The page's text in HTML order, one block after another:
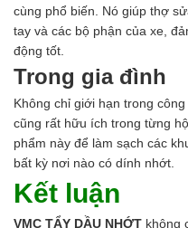
cùng phổ biến. Nó giúp thợ
tay và các bộ phận của xe,
động tốt.
Trong gia đình
Không chỉ giới hạn trong công
cũng rất hữu ích trong từng
phẩm này để làm sạch các
bất kỳ nơi nào có dính nhớt.
Kết luận
VMC TẨY DẦU NHỚT không